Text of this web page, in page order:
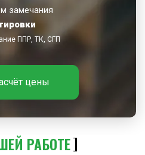
замечания
ППР, ТК, СГП
цены
РАБОТЕ